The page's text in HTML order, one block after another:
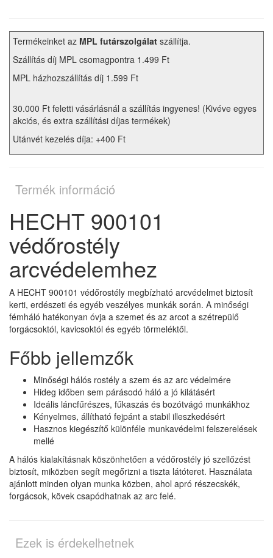
Termékeinket az MPL futárszolgálat szállítja.
Szállítás díj MPL csomagpontra 1.499 Ft
MPL házhozszállítás díj 1.599 Ft
30.000 Ft feletti vásárlásnál a szállítás ingyenes! (Kivéve egyes
akciós, és extra szállítási díjas termékek)
Utánvét kezelés díja: +400 Ft
Termék információ
HECHT 900101
védőrostély
arcvédelemhez
A HECHT 900101 védőrostély megbízható arcvédelmet biztosít
kerti, erdészeti és egyéb veszélyes munkák során. A minőségi
fémháló hatékonyan óvja a szemet és az arcot a szétrepülő
forgácsoktól, kavicsoktól és egyéb törmeléktől.
Főbb jellemzők
Minőségi hálós rostély a szem és az arc védelmére
Hideg időben sem párásodó háló a jó kilátásért
Ideális láncfűrészes, fűkaszás és bozótvágó munkákhoz
Kényelmes, állítható fejpánt a stabil illeszkedésért
Hasznos kiegészítő különféle munkavédelmi felszerelések
mellé
A hálós kialakításnak köszönhetően a védőrostély jó szellőzést
biztosít, miközben segít megőrizni a tiszta látóteret. Használata
ajánlott minden olyan munka közben, ahol apró részecskék,
forgácsok, kövek csapódhatnak az arc felé.
Ezek is érdekelhetnek